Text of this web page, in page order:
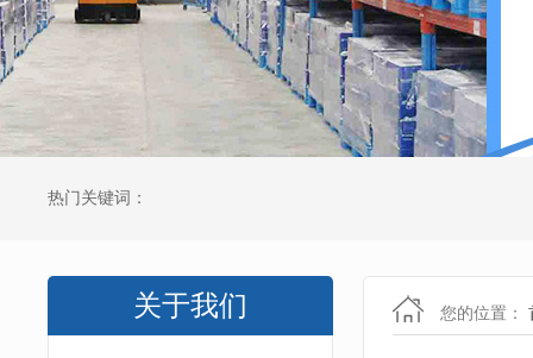
热门关键词：
关于我们 您的位置：